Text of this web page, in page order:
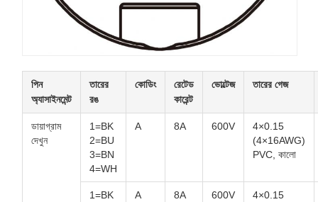
পিন
অ্যাসাইনমেন্ট
তারের
রঙ
কোডিং
রেটেড
কারেন্ট
ভোল্টেজ তারের গেজ
ডায়াগ্রাম
দেখুন
1=BK
2=BU
3=BN
4=WH
A 8A 600V
4×0.15
(4×16AWG)
PVC, কালো
1=BK
A 8A 600V
4×0.15